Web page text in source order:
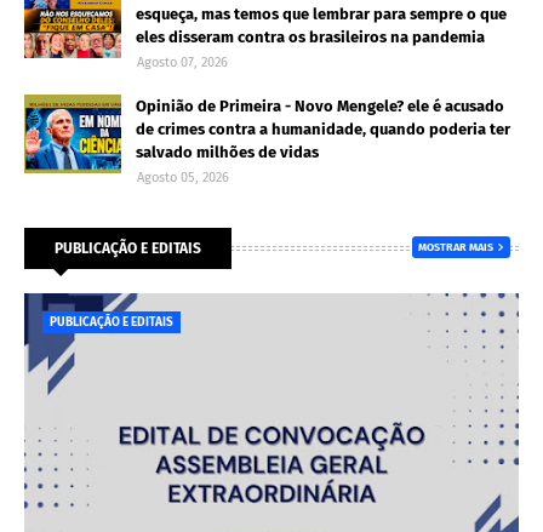
esqueça, mas temos que lembrar para sempre o que
eles disseram contra os brasileiros na pandemia
Agosto 07, 2026
Opinião de Primeira - Novo Mengele? ele é acusado
de crimes contra a humanidade, quando poderia ter
salvado milhões de vidas
Agosto 05, 2026
PUBLICAÇÃO E EDITAIS MOSTRAR MAIS
PUBLICAÇÃO E EDITAIS